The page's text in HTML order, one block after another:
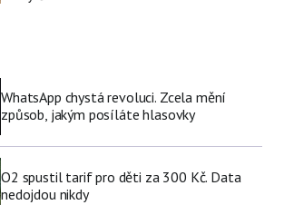
WhatsApp chystá revoluci. Zcela mění
způsob, jakým posíláte hlasovky
O2 spustil tarif pro děti za 300 Kč. Data
nedojdou nikdy